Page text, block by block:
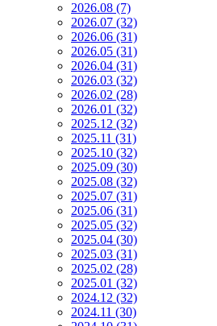
2026.08 (7)
2026.07 (32)
2026.06 (31)
2026.05 (31)
2026.04 (31)
2026.03 (32)
2026.02 (28)
2026.01 (32)
2025.12 (32)
2025.11 (31)
2025.10 (32)
2025.09 (30)
2025.08 (32)
2025.07 (31)
2025.06 (31)
2025.05 (32)
2025.04 (30)
2025.03 (31)
2025.02 (28)
2025.01 (32)
2024.12 (32)
2024.11 (30)